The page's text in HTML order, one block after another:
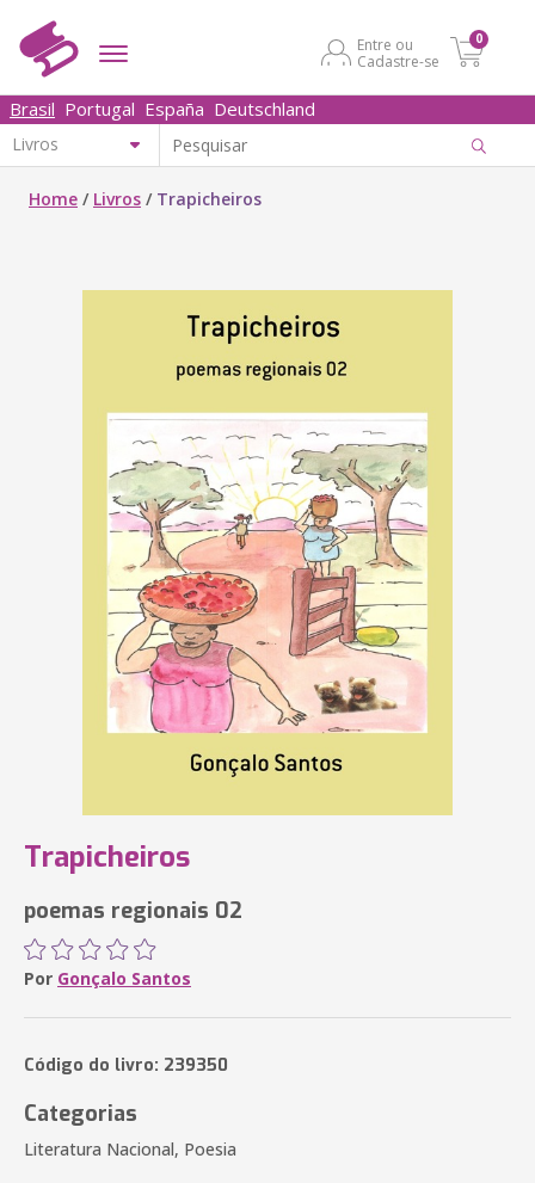
Entre ou
Cadastre-se
0
Brasil Portugal España Deutschland
Home / Livros / Trapicheiros
Trapicheiros
poemas regionais 02
Por Gonçalo Santos
Código do livro: 239350
Categorias
Literatura Nacional, Poesia